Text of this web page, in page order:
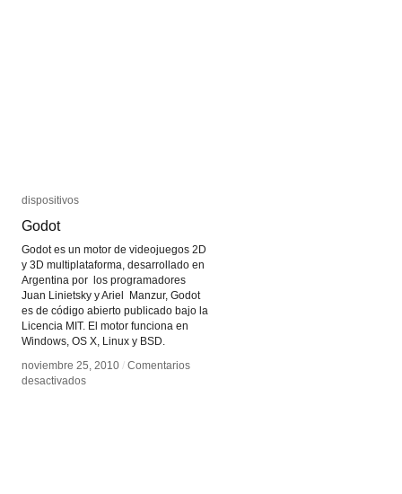
dispositivos
Godot
Godot es un motor de videojuegos 2D
y 3D multiplataforma, desarrollado en
Argentina por los programadores
Juan Linietsky y Ariel Manzur, Godot
es de código abierto publicado bajo la
Licencia MIT. El motor funciona en
Windows, OS X, Linux y BSD.
noviembre 25, 2010 / Comentarios
desactivadosen
dispositivos
Godot
noviembre 25, 2010 / Comentarios
desactivadosen